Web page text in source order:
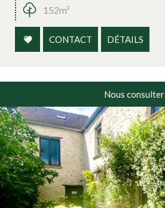
152m²
CONTACT DÉTAILS
Nous consulter